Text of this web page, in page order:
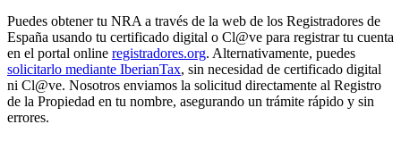
Puedes obtener tu NRA a través de la web de los Registradores de
España usando tu certificado digital o Cl@ve para registrar tu cuenta
en el portal online registradores.org. Alternativamente, puedes
solicitarlo mediante IberianTax, sin necesidad de certificado digital
ni Cl@ve. Nosotros enviamos la solicitud directamente al Registro
de la Propiedad en tu nombre, asegurando un trámite rápido y sin
errores.